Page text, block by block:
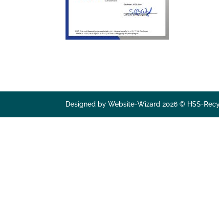
Designed by Website-Wizard 2026 © HSS-